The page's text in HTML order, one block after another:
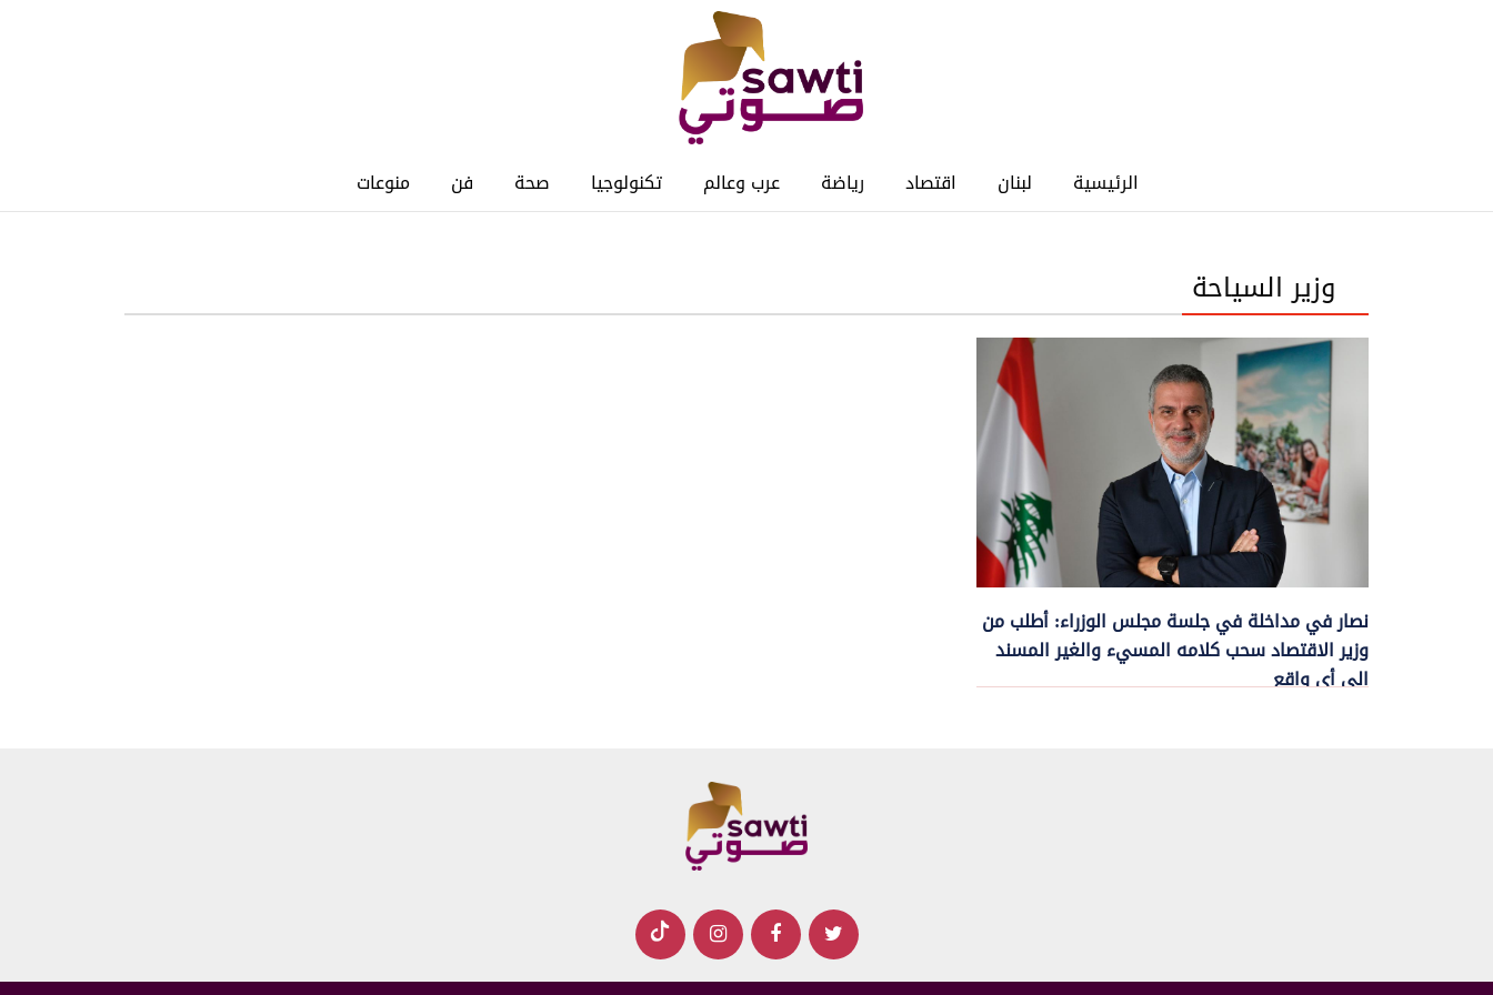
الرئيسية لبنان اقتصاد رياضة عرب وعالم تكنولوجيا صحة فن منوعات
وزير السياحة
نصار في مداخلة في جلسة مجلس الوزراء: أطلب من
وزير الاقتصاد سحب كلامه المسيء والغير المسند
الى أي واقع